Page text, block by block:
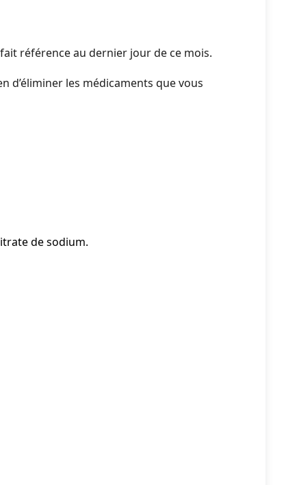
référence au dernier jour de ce mois.
d’éliminer les médicaments que vous
de sodium.